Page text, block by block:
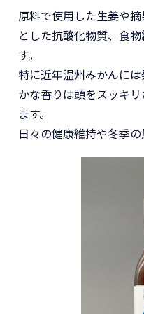
原料で使用した生姜や
とした抗酸化物質、食
す。
特に近年温州みかんに
かな香りは頭をスッキ
ます。
日々の健康維持や冬季